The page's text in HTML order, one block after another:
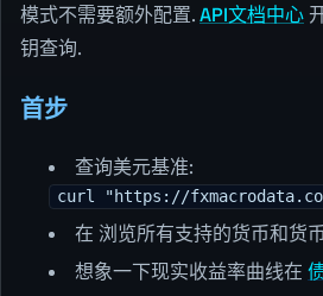
模式不需要额外配置.API文档中心
钥查询.
首步
查询美元基准:
curl "https://fxmacrodata.com/
在 浏览所有支持的货币和货
想象一下现实收益率曲线在